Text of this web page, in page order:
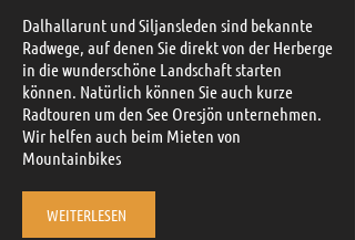
Dalhallarunt und Siljansleden sind bekannte
Radwege, auf denen Sie direkt von der Herberge
in die wunderschöne Landschaft starten
können. Natürlich können Sie auch kurze
Radtouren um den See Oresjön unternehmen.
Wir helfen auch beim Mieten von
Mountainbikes
WEITERLESEN